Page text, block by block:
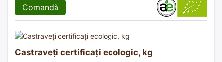
Comandă
Castraveți certificați ecologic, kg